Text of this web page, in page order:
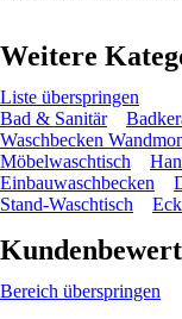
Weitere
Liste überspringen
Bad & Sanitär
Waschbecken
Möbelwaschtisch
Einbauwaschbecken
Stand-Waschtisch
Bereich überspringen